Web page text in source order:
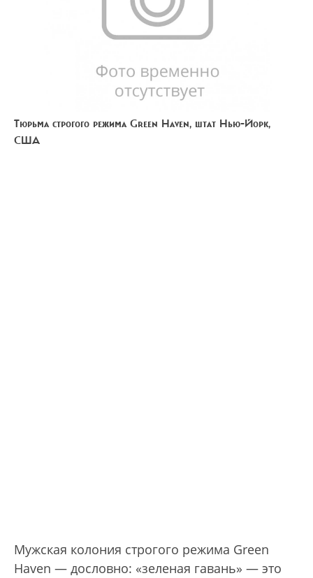
Тюрьма строгого режима Green Haven, штат Нью-Йорк,
США
Мужская колония строгого режима Green
Haven — дословно: «зеленая гавань» — это